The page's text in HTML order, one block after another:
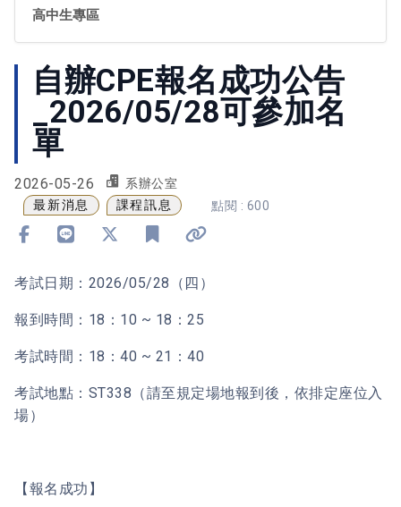
高中生專區
自辦CPE報名成功公告
_2026/05/28可參加名
單
2026-05-26 系辦公室
最新消息 課程訊息 點閱 : 600
考試日期：2026/05/28（四）
報到時間：18：10 ~ 18：25
考試時間：18：40 ~ 21：40
考試地點：ST338（請至規定場地報到後，依排定座位入
場）
【報名成功】